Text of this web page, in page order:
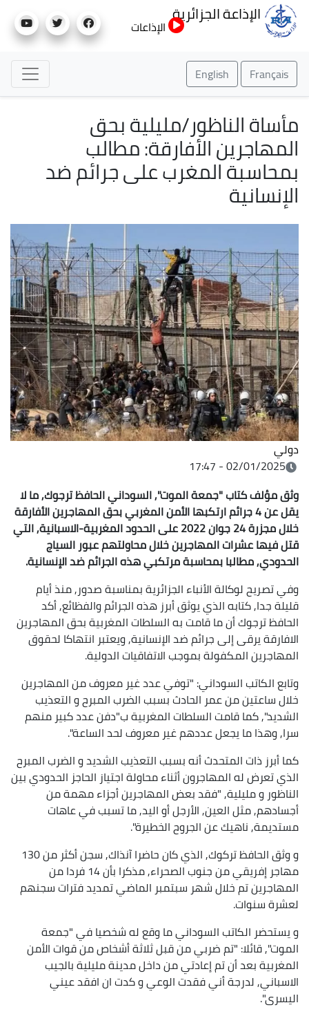
إلى
الإذاعة الجزائرية
الإذاعات
Français
English
مأساة الناظور/مليلية بحق
المهاجرين الأفارقة: مطالب
بمحاسبة المغرب على جرائم ضد
الإنسانية
دولي
02/01/2025 - 17:47
وثق مؤلف كتاب "جمعة الموت", السوداني الحافظ ترجوك, ما لا
يقل عن 4 جرائم ارتكبها الأمن المغربي بحق المهاجرين الأفارقة
خلال مجزرة 24
جوان
2022 على الحدود المغربية-الاسبانية, التي
قتل فيها عشرات المهاجرين خلال محاولتهم عبور السياج
الحدودي, مطالبا بمحاسبة مرتكبي هذه الجرائم ضد الإنسانية.
وفي تصريح لوكالة الأنباء الجزائرية بمناسبة صدور, منذ أيام
قليلة جدا, كتابه الذي يوثق أبرز هذه الجرائم والفظائع, أكد
الحافظ ترجوك أن ما قامت به السلطات المغربية بحق المهاجرين
الافارقة يرقى إلى جرائم ضد الإنسانية, ويعتبر انتهاكا لحقوق
المهاجرين المكفولة بموجب الاتفاقيات الدولية.
وتابع الكاتب السوداني: "توفي عدد غير معروف من المهاجرين
خلال ساعتين من عمر الحادث بسبب الضرب المبرح و التعذيب
الشديد", كما قامت السلطات المغربية ب"دفن عدد كبير منهم
سرا, وهذا ما يجعل عددهم غير معروف لحد الساعة".
كما أبرز ذات المتحدث أنه بسبب التعذيب الشديد و الضرب المبرح
الذي تعرض له المهاجرون أثناء محاولة اجتياز الحاجز الحدودي بين
الناظور و مليلية, "فقد بعض المهاجرين أجزاء مهمة من
أجسادهم, مثل العين, الأرجل أو اليد, ما تسبب في عاهات
مستديمة, ناهيك عن الجروح الخطيرة".
و وثق الحافظ تركوك, الذي كان حاضرا آنذاك, سجن أكثر من 130
مهاجر إفريقي من جنوب الصحراء, مذكرا بأن 14 فردا من
المهاجرين تم خلال شهر سبتمبر الماضي تمديد فترات سجنهم
لعشرة سنوات.
و يستحضر الكاتب السوداني ما وقع له شخصيا في "جمعة
الموت", قائلا: "تم ضربي من قبل ثلاثة أشخاص من قوات الأمن
المغربية بعد أن تم إعادتي من داخل مدينة مليلية بالجيب
الاسباني, لدرجة أني فقدت الوعي و كدت ان افقد عيني
اليسرى".